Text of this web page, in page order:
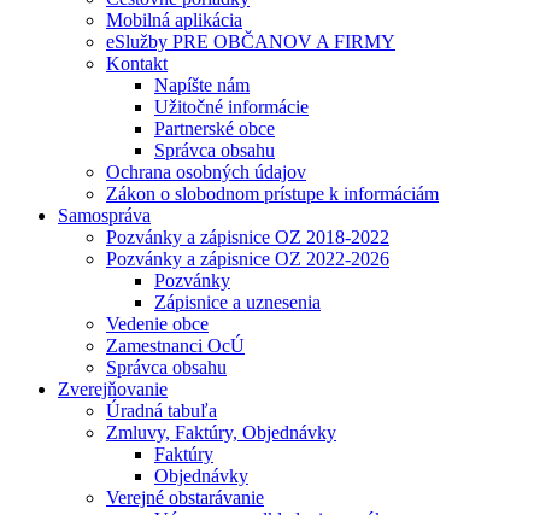
Mobilná aplikácia
eSlužby PRE OBČANOV A FIRMY
Kontakt
Napíšte nám
Užitočné informácie
Partnerské obce
Správca obsahu
Ochrana osobných údajov
Zákon o slobodnom prístupe k informáciám
Samospráva
Pozvánky a zápisnice OZ 2018-2022
Pozvánky a zápisnice OZ 2022-2026
Pozvánky
Zápisnice a uznesenia
Vedenie obce
Zamestnanci OcÚ
Správca obsahu
Zverejňovanie
Úradná tabuľa
Zmluvy, Faktúry, Objednávky
Faktúry
Objednávky
Verejné obstarávanie